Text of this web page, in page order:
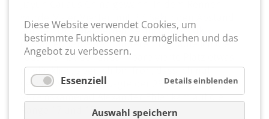
wurde Maier Vierter, mit 3,4 Sekunden Abstand
auf den Drittplatzierten Serhii Romaniuk
(Ukraine). „An einem anderen Tag laufe ich die
raus. Klar ist der undankbare vierte Platz etwas
unglücklich, aber ich bin froh, dass ich null
geschossen habe“, sagte der 25-Jährige. Sein
Vereinskamerad Alexander Ehler kam auf die
Ränge 17 und 15.
Diese Website verwendet Cookies, um
bestimmte Funktionen zu ermöglichen und das
Angebot zu verbessern.
Essenziell Details einblenden
Auswahl speichern